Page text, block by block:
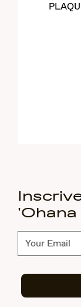
'Ohana
Abonnez-
vous